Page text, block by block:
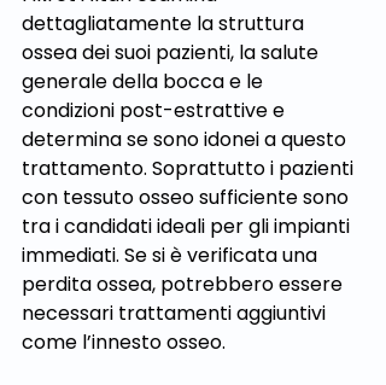
dettagliatamente la struttura
ossea dei suoi pazienti, la salute
generale della bocca e le
condizioni post-estrattive e
determina se sono idonei a questo
trattamento. Soprattutto i pazienti
con tessuto osseo sufficiente sono
tra i candidati ideali per gli impianti
immediati. Se si è verificata una
perdita ossea, potrebbero essere
necessari trattamenti aggiuntivi
come l’innesto osseo.